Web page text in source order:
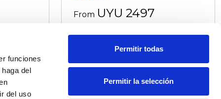
funciones
del
del uso
Permitir todas
Permitir la selección
From UYU 2497
Learn more
Our packages